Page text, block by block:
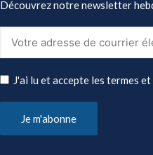
Découvrez notre newsletter
J'ai lu et accepte les termes